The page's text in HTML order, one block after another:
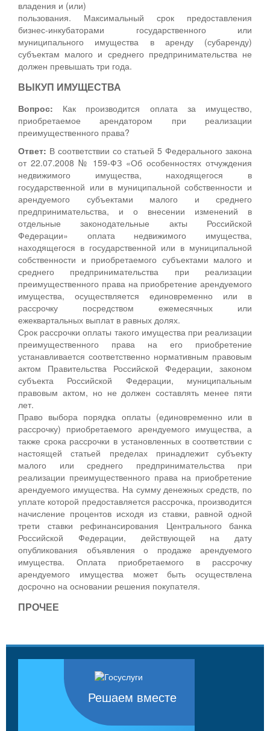
владения и (или)
пользования. Максимальный срок предоставления
бизнес-инкубаторами государственного или
муниципального имущества в аренду (субаренду)
субъектам малого и среднего предпринимательства не
должен превышать три года.
ВЫКУП ИМУЩЕСТВА
Вопрос: Как производится оплата за имущество,
приобретаемое арендатором при реализации
преимущественного права?
Ответ: В соответствии со статьей 5 Федерального закона
от 22.07.2008 № 159-ФЗ «Об особенностях отчуждения
недвижимого имущества, находящегося в
государственной или в муниципальной собственности и
арендуемого субъектами малого и среднего
предпринимательства, и о внесении изменений в
отдельные законодательные акты Российской
Федерации» оплата недвижимого имущества,
находящегося в государственной или в муниципальной
собственности и приобретаемого субъектами малого и
среднего предпринимательства при реализации
преимущественного права на приобретение арендуемого
имущества, осуществляется единовременно или в
рассрочку посредством ежемесячных или
ежеквартальных выплат в равных долях.
Срок рассрочки оплаты такого имущества при реализации
преимущественного права на его приобретение
устанавливается соответственно нормативным правовым
актом Правительства Российской Федерации, законом
субъекта Российской Федерации, муниципальным
правовым актом, но не должен составлять менее пяти
лет.
Право выбора порядка оплаты (единовременно или в
рассрочку) приобретаемого арендуемого имущества, а
также срока рассрочки в установленных в соответствии с
настоящей статьей пределах принадлежит субъекту
малого или среднего предпринимательства при
реализации преимущественного права на приобретение
арендуемого имущества. На сумму денежных средств, по
уплате которой предоставляется рассрочка, производится
начисление процентов исходя из ставки, равной одной
трети ставки рефинансирования Центрального банка
Российской Федерации, действующей на дату
опубликования объявления о продаже арендуемого
имущества. Оплата приобретаемого в рассрочку
арендуемого имущества может быть осуществлена
досрочно на основании решения покупателя.
ПРОЧЕЕ
Решаем вместе